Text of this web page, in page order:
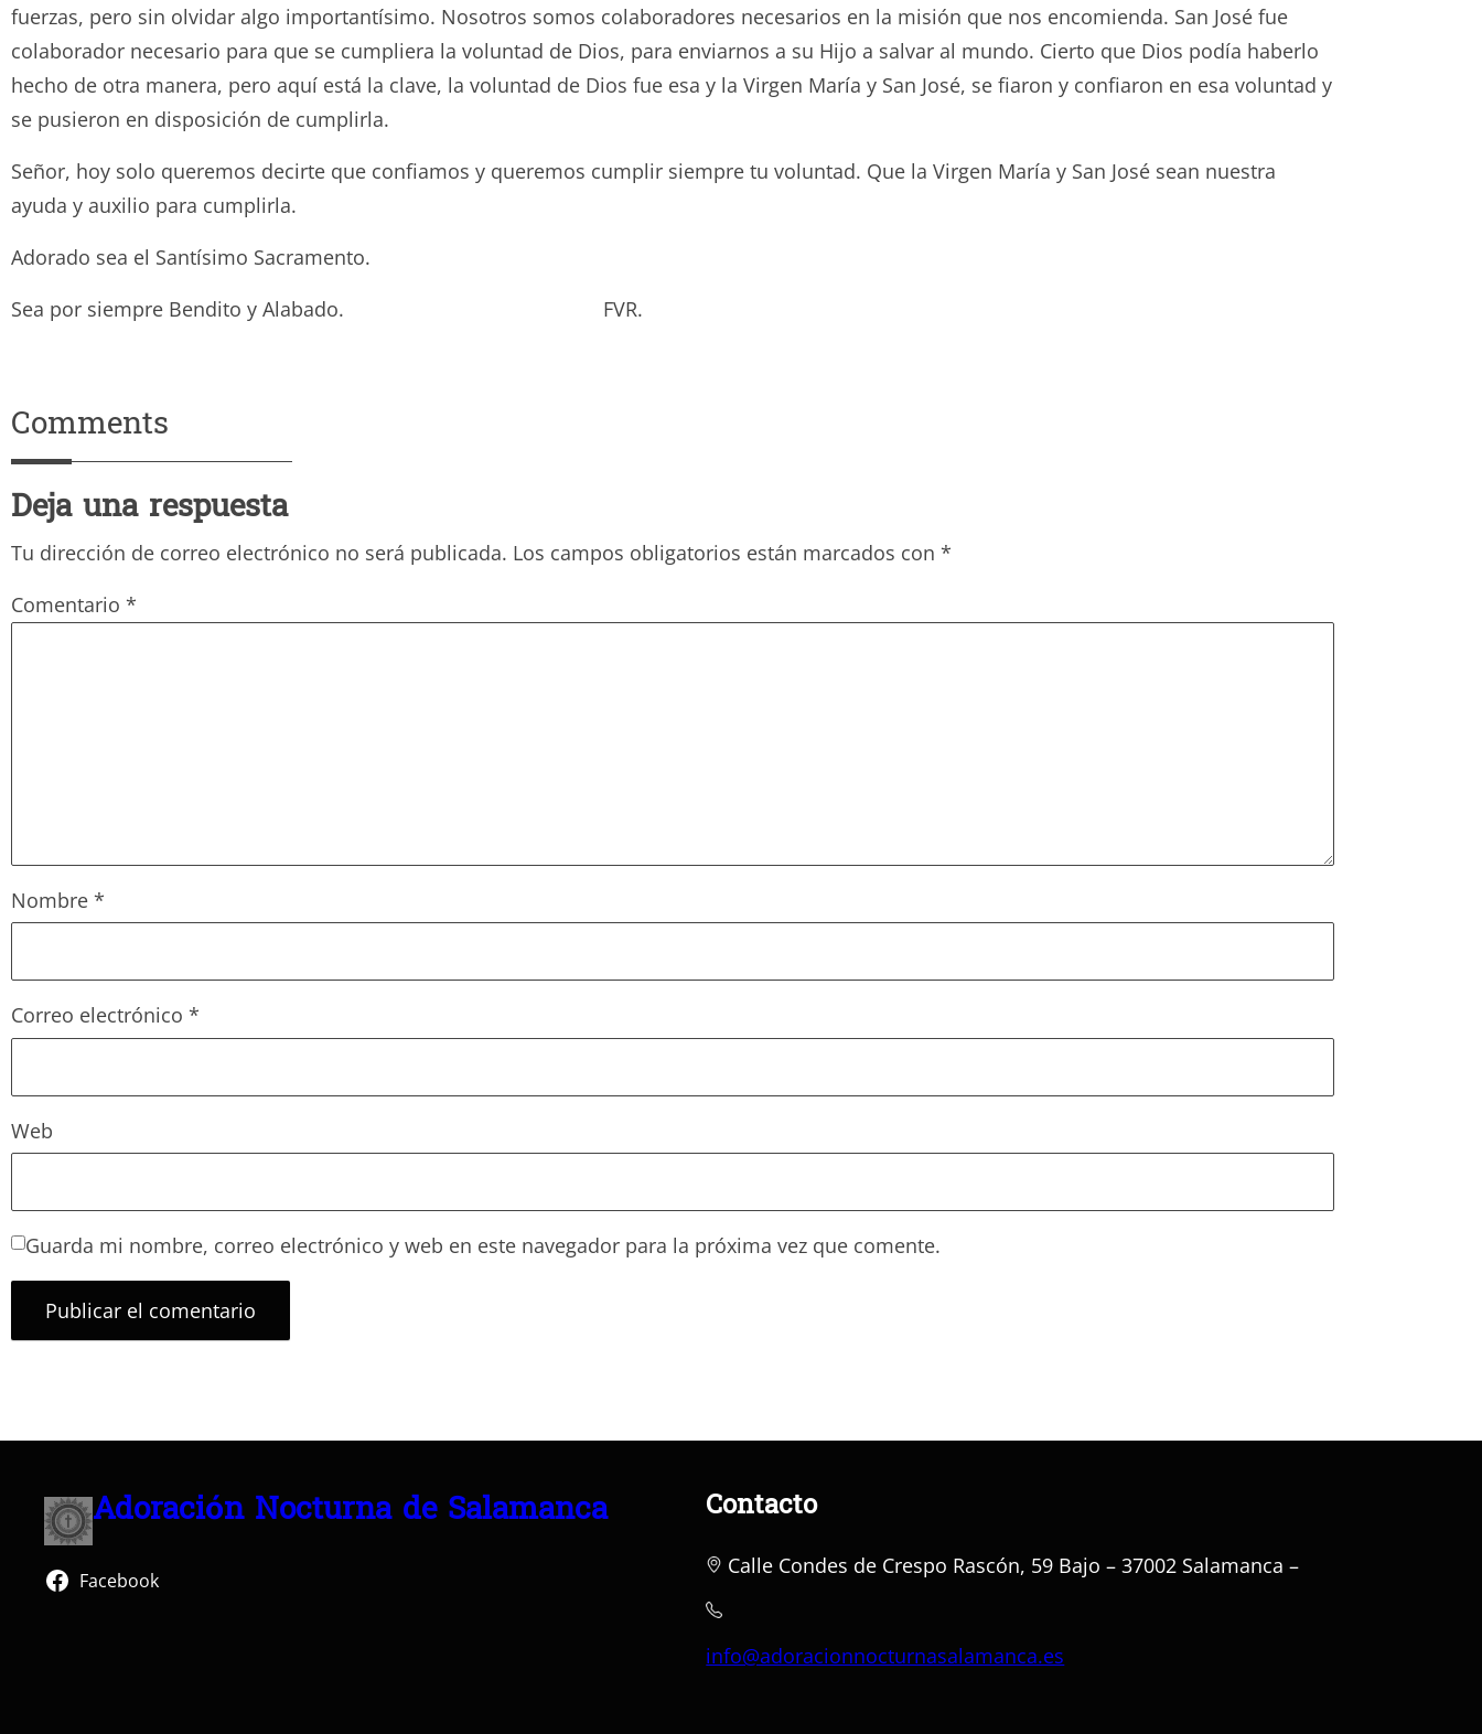
fuerzas, pero sin olvidar algo importantísimo. Nosotros somos colaboradores necesarios en la misión que nos encomienda. San José fue
colaborador necesario para que se cumpliera la voluntad de Dios, para enviarnos a su Hijo a salvar al mundo. Cierto que Dios podía haberlo
hecho de otra manera, pero aquí está la clave, la voluntad de Dios fue esa y la Virgen María y San José, se fiaron y confiaron en esa voluntad y
se pusieron en disposición de cumplirla.
Señor, hoy solo queremos decirte que confiamos y queremos cumplir siempre tu voluntad. Que la Virgen María y San José sean nuestra
ayuda y auxilio para cumplirla.
Adorado sea el Santísimo Sacramento.
Sea por siempre Bendito y Alabado. FVR.
Comments
Deja una respuesta
Tu dirección de correo electrónico no será publicada. Los campos obligatorios están marcados con *
Comentario *
Nombre *
Correo electrónico *
Web
Guarda mi nombre, correo electrónico y web en este navegador para la próxima vez que comente.
Adoración Nocturna de Salamanca
Facebook
Contacto
Calle Condes de Crespo Rascón, 59 Bajo – 37002 Salamanca –
info@adoracionnocturnasalamanca.es